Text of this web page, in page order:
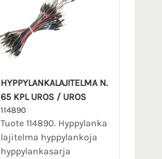
HYPPYLANKALAJITELMA N.
65 KPL UROS / UROS
114890
Tuote 114890. Hyppylanka
lajitelma hyppylankoja
hyppylankasarja